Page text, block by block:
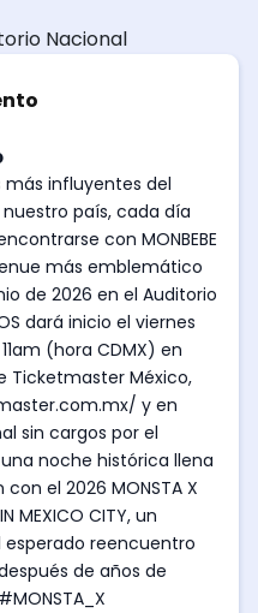
Nacional
más influyentes del
país, cada día
con MONBEBE
más emblemático
de 2026 en el Auditorio
dará inicio el viernes
(hora CDMX) en
Ticketmaster México,
y en
sin cargos por el
noche histórica llena
el 2026 MONSTA X
MEXICO CITY, un
reencuentro
después de años de